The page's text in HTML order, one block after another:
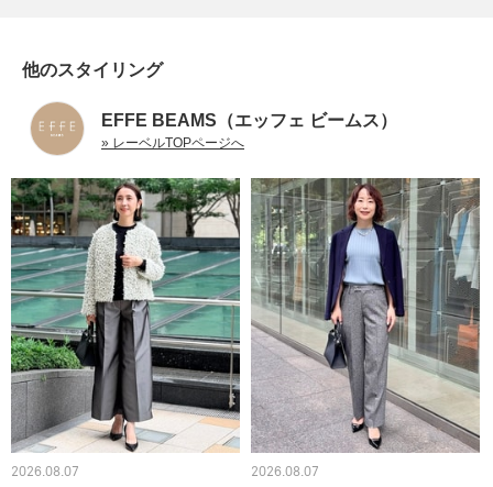
他のスタイリング
EFFE BEAMS（エッフェ ビームス）
» レーベルTOPページへ
2026.08.07 2026.08.07